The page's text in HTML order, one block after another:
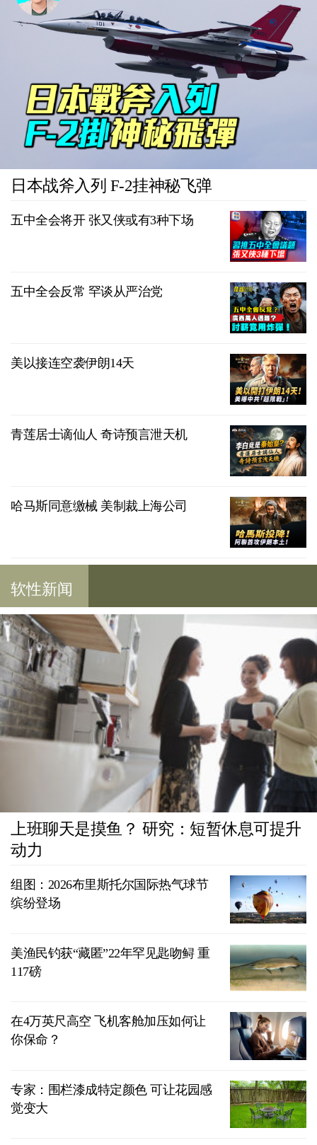
日本战斧入列 F-2挂神秘飞弹
五中全会将开 张又侠或有3种下场
五中全会反常 罕谈从严治党
美以接连空袭伊朗14天
青莲居士谪仙人 奇诗预言泄天机
哈马斯同意缴械 美制裁上海公司
软性新闻
上班聊天是摸鱼？ 研究：短暂休息可提升
动力
组图：2026布里斯托尔国际热气球节
缤纷登场
美渔民钓获“藏匿”22年罕见匙吻鲟 重
117磅
在4万英尺高空 飞机客舱加压如何让
你保命？
专家：围栏漆成特定颜色 可让花园感
觉变大